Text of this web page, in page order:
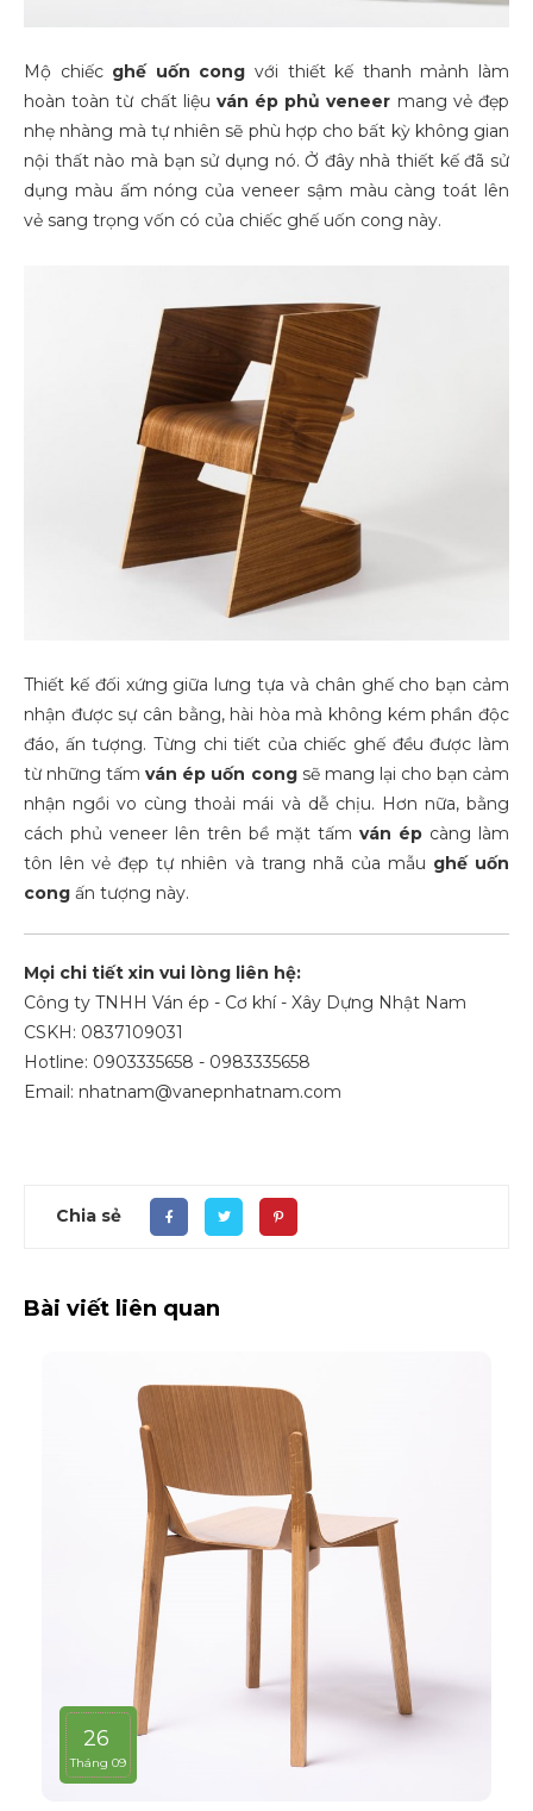
Mộ chiếc ghế uốn congvới thiết kế thanh mảnh làm
hoàn toàn từ chất liệu ván ép phủ veneer mang vẻ đẹp
nhẹ nhàng mà tự nhiên sẽ phù hợp cho bất kỳ không gian
nội thất nào mà bạn sử dụng nó. Ở đây nhà thiết kế đã sử
dụng màu ấm nóng của veneer sậm màu càng toát lên
vẻ sang trọng vốn có của chiếc ghế uốn cong này.
Thiết kế đối xứng giữa lưng tựa và chân ghế cho bạn cảm
nhận được sự cân bằng, hài hòa mà không kém phần độc
đáo, ấn tượng. Từng chi tiết của chiếc ghế đều được làm
từ những tấmván ép uốn cong sẽ mang lại cho bạn cảm
nhận ngồi vo cùng thoải mái và dễ chịu. Hơn nữa, bằng
cách phủ veneer lên trên bề mặt tấm ván ép càng làm
tôn lên vẻ đẹp tự nhiên và trang nhã của mẫu ghế uốn
cong ấn tượng này.
Mọi chi tiết xin vui lòng liên hệ:
Công ty TNHH Ván ép - Cơ khí - Xây Dựng Nhật Nam
CSKH: 0837109031
Hotline: 0903335658 - 0983335658
Email: nhatnam@vanepnhatnam.com
Chia sẻ
Bài viết liên quan
26
Tháng 09